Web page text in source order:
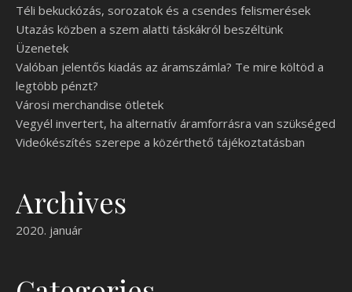
Téli bekuckózás, sorozatok és a csendes felismerések
Utazás közben a szem alatti táskákról beszéltünk
Üzenetek
Valóban jelentős kiadás az áramszámla? Te mire költöd a
legtöbb pénzt?
Városi merchandise ötletek
Vegyél invertert, ha alternatív áramforrásra van szükséged
Videókészítés szerepe a közérthető tájékoztatásban
Archives
2020. január